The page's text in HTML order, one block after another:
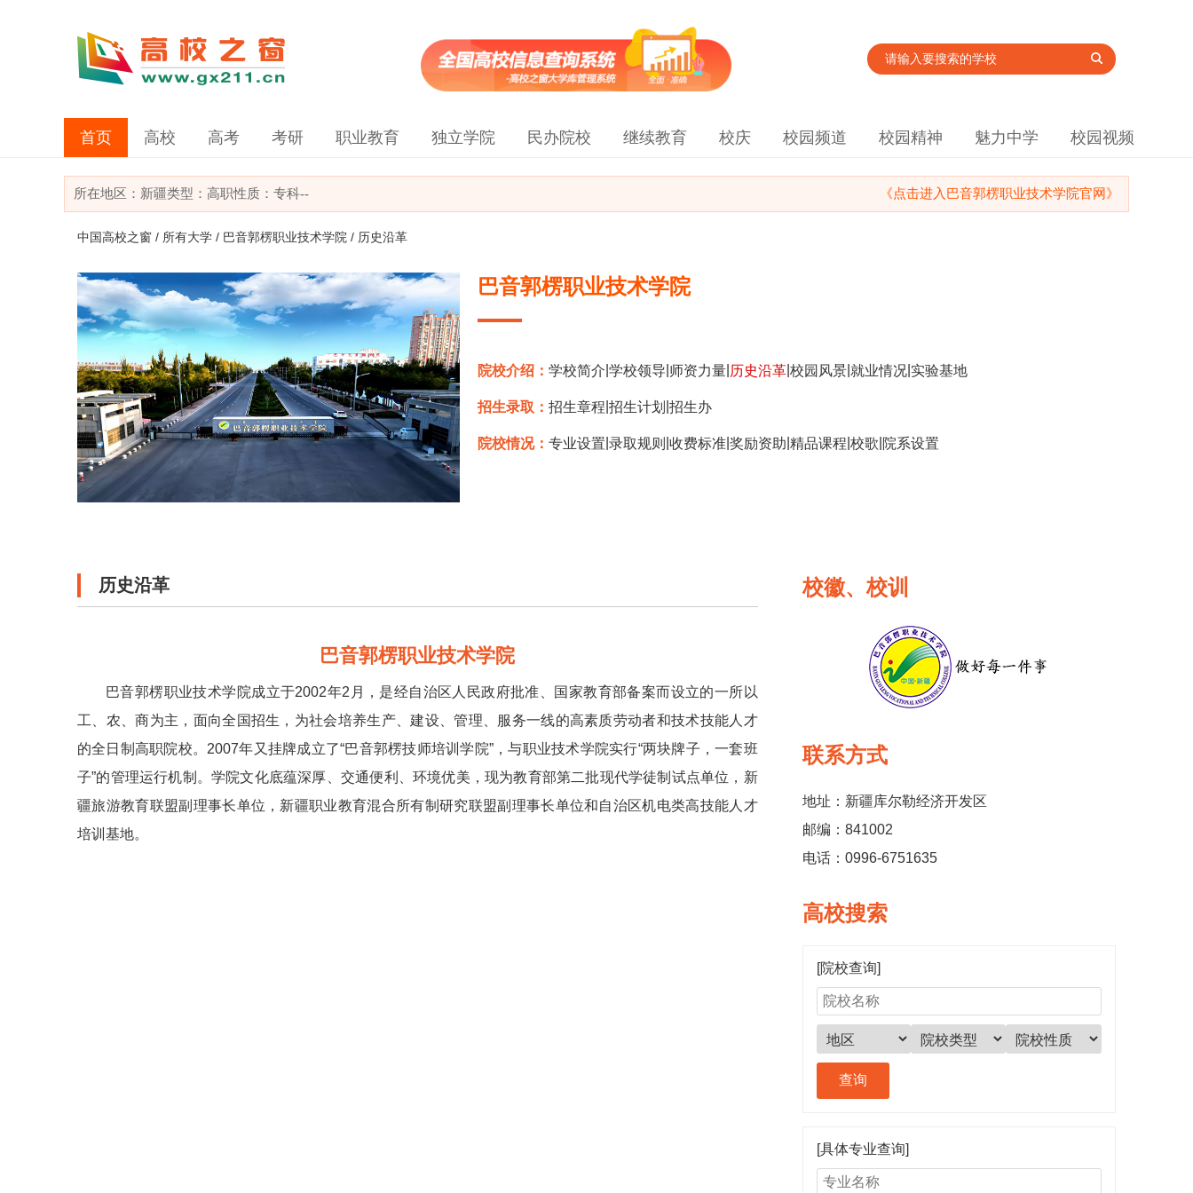
首页 高校 高考 考研 职业教育 独立学院 民办院校 继续教育 校庆 校园频道 校园精神 魅力中学 校园视频
所在地区： 新疆类型： 高职性质：专科-- 《点击进入巴音郭楞职业技术学院官网》
中国高校之窗 / 所有大学 / 巴音郭楞职业技术学院 / 历史沿革
巴音郭楞职业技术学院
院校介绍：学校简介 |学校领导 师资力量 历史沿革 |校园风景 就业情况 实验基地
招生录取：招生章程 |招生计划 |招生办
院校情况：专业设置 |录取规则 |收费标准 |奖励资助 精品课程 |校歌 院系设置
历史沿革
巴音郭楞职业技术学院
巴音郭楞职业技术学院成立于2002年2月，是经自治区人民政府批准、国家教育部备案而设立的一所以
工、农、商为主，面向全国招生，为社会培养生产、建设、管理、服务一线的高素质劳动者和技术技能人才
的全日制高职院校。2007年又挂牌成立了“巴音郭楞技师培训学院”，与职业技术学院实行“两块牌子，一套班
子”的管理运行机制。学院文化底蕴深厚、交通便利、环境优美，现为教育部第二批现代学徒制试点单位，新
疆旅游教育联盟副理事长单位，新疆职业教育混合所有制研究联盟副理事长单位和自治区机电类高技能人才
培训基地。
校徽、校训
联系方式
地址：新疆库尔勒经济开发区
邮编：841002
电话：0996-6751635
高校搜索
[院校查询]
[具体专业查询]